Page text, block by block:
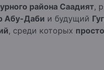
района Саадият,
Абу-Даби и будущий
, среди которых